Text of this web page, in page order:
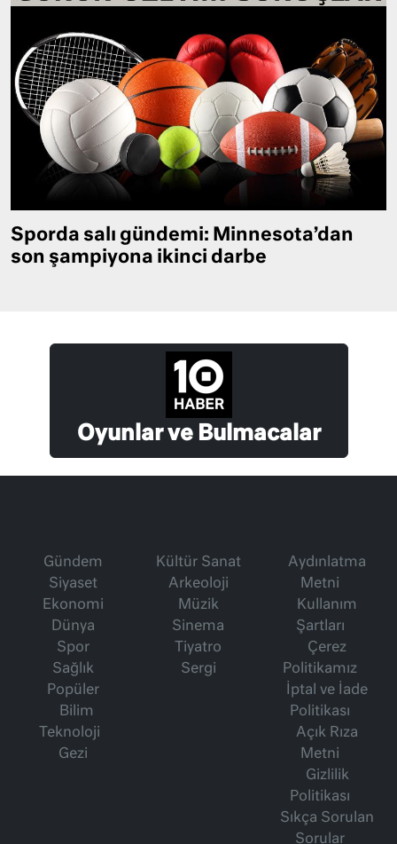
Sporda salı gündemi: Minnesota’dan
son şampiyona ikinci darbe
Oyunlar ve Bulmacalar
Gündem
Siyaset
Ekonomi
Dünya
Spor
Sağlık
Popüler
Bilim
Teknoloji
Gezi
Kültür Sanat
Arkeoloji
Müzik
Sinema
Tiyatro
Sergi
Aydınlatma
Metni
Kullanım
Şartları
Çerez
Politikamız
İptal ve İade
Politikası
Açık Rıza
Metni
Gizlilik
Politikası
Sıkça Sorulan
Sorular